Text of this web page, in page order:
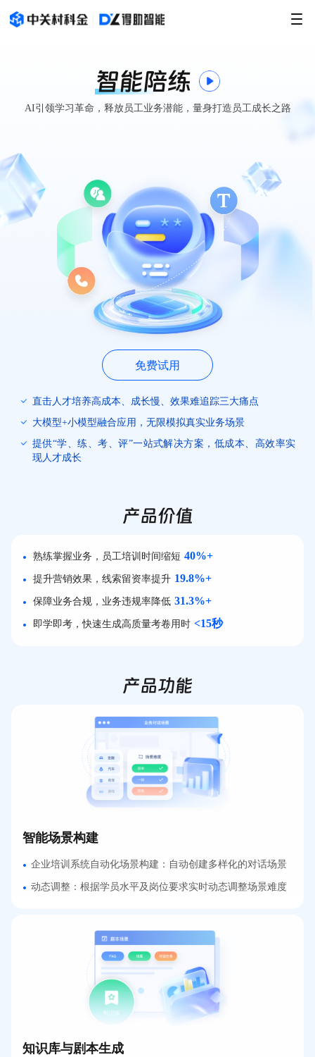
智能陪练
AI引领学习革命，释放员工业务潜能，量身打造员工成长之路
免费试用
直击人才培养高成本、成长慢、效果难追踪三大痛点
大模型+小模型融合应用，无限模拟真实业务场景
提供“学、练、考、评”一站式解决方案，低成本、高效率实
现人才成长
产品价值
熟练掌握业务，员工培训时间缩短 40%+
提升营销效果，线索留资率提升 19.8%+
保障业务合规，业务违规率降低 31.3%+
即学即考，快速生成高质量考卷用时 <15秒
产品功能
智能场景构建
企业培训系统自动化场景构建：自动创建多样化的对话场景
动态调整：根据学员水平及岗位要求实时动态调整场景难度
知识库与剧本生成